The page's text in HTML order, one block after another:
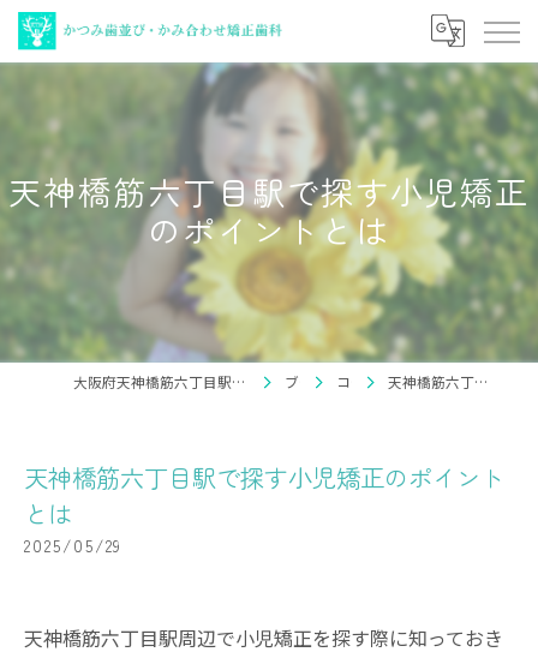
天神橋筋六丁目駅で探す小児矯正
のポイントとは
大阪府天神橋筋六丁目駅の矯正歯科ならかつみ歯並び・かみ合わせ矯正歯科 ブログ コラム 天神橋筋六丁目駅で探す小児矯正のポイントとは
天神橋筋六丁目駅で探す小児矯正のポイント
とは
2025/05/29
天神橋筋六丁目駅周辺で小児矯正を探す際に知っておき